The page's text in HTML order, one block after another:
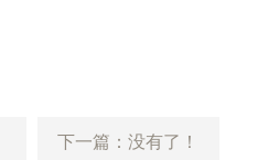
下一篇：没有了！